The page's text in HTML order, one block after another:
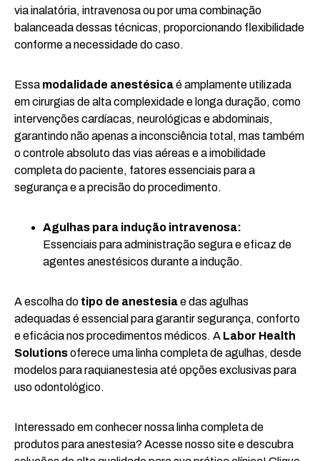
via inalatória, intravenosa ou por uma combinação
balanceada dessas técnicas, proporcionando flexibilidade
conforme a necessidade do caso.
Essa modalidade anestésicaé amplamente utilizada
em cirurgias de alta complexidade e longa duração, como
intervenções cardíacas, neurológicas e abdominais,
garantindo não apenas a inconsciência total, mas também
o controle absoluto das vias aéreas e a imobilidade
completa do paciente, fatores essenciais para a
segurança e a precisão do procedimento.
Agulhas para indução intravenosa:
Essenciais para administração segura e eficaz de
agentes anestésicos durante a indução.
A escolha do tipo de anestesiae das agulhas
adequadas é essencial para garantir segurança, conforto
e eficácia nos procedimentos médicos. A Labor Health
Solutionsoferece uma linha completa de agulhas, desde
modelos para raquianestesia até opções exclusivas para
uso odontológico.
Interessado em conhecer nossa linha completa de
produtos para anestesia? Acesse nosso site e descubra